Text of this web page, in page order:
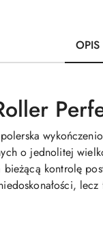
o jednolitej
kontrolę